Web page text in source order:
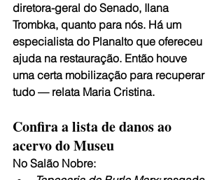
diretora-geral do Senado, Ilana
Trombka, quanto para nós. Há um
especialista do Planalto que ofereceu
ajuda na restauração. Então houve
uma certa mobilização para recuperar
tudo — relata Maria Cristina.
Confira a lista de danos ao
acervo do Museu
No Salão Nobre: